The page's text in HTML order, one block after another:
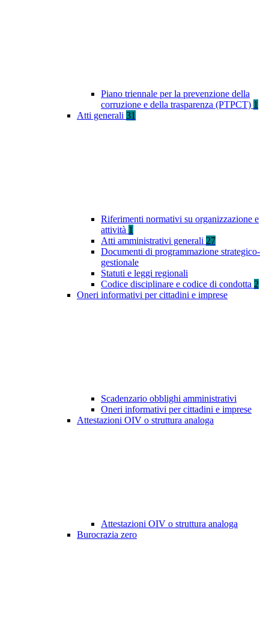
Piano triennale per la prevenzione della
corruzione e della trasparenza (PTPCT) 1
Atti generali 31
Riferimenti normativi su organizzazione e
attività 1
Atti amministrativi generali 27
Documenti di programmazione strategico-
gestionale
Statuti e leggi regionali
Codice disciplinare e codice di condotta 2
Oneri informativi per cittadini e imprese
Scadenzario obblighi amministrativi
Oneri informativi per cittadini e imprese
Attestazioni OIV o struttura analoga
Attestazioni OIV o struttura analoga
Burocrazia zero